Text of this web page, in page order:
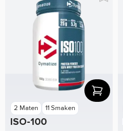
2 Maten 11 Smaken
ISO-100